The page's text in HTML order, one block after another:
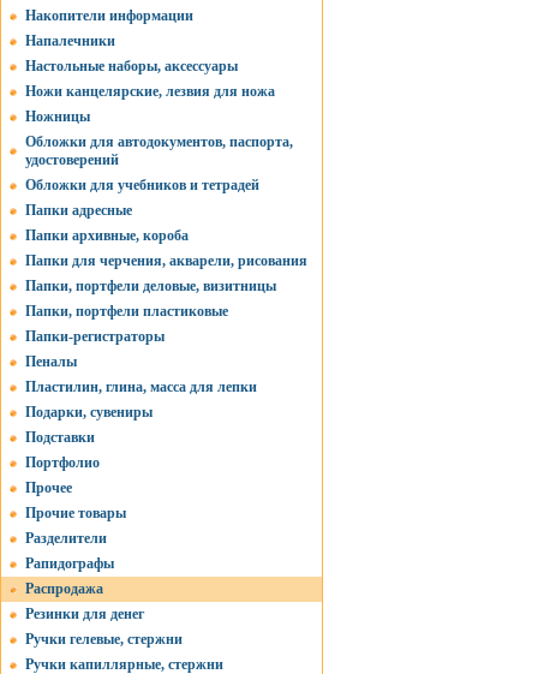
Накопители информации
Напалечники
Настольные наборы, аксессуары
Ножи канцелярские, лезвия для ножа
Ножницы
Обложки для автодокументов, паспорта,
удостоверений
Обложки для учебников и тетрадей
Папки адресные
Папки архивные, короба
Папки для черчения, акварели, рисования
Папки, портфели деловые, визитницы
Папки, портфели пластиковые
Папки-регистраторы
Пеналы
Пластилин, глина, масса для лепки
Подарки, сувениры
Подставки
Портфолио
Прочее
Прочие товары
Разделители
Рапидографы
Распродажа
Резинки для денег
Ручки гелевые, стержни
Ручки капиллярные, стержни